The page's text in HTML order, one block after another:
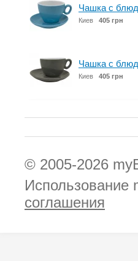
Чашка с
Киев 405 грн
Чашка с
Киев 405 грн
© 2005-2026
Использование
соглашения